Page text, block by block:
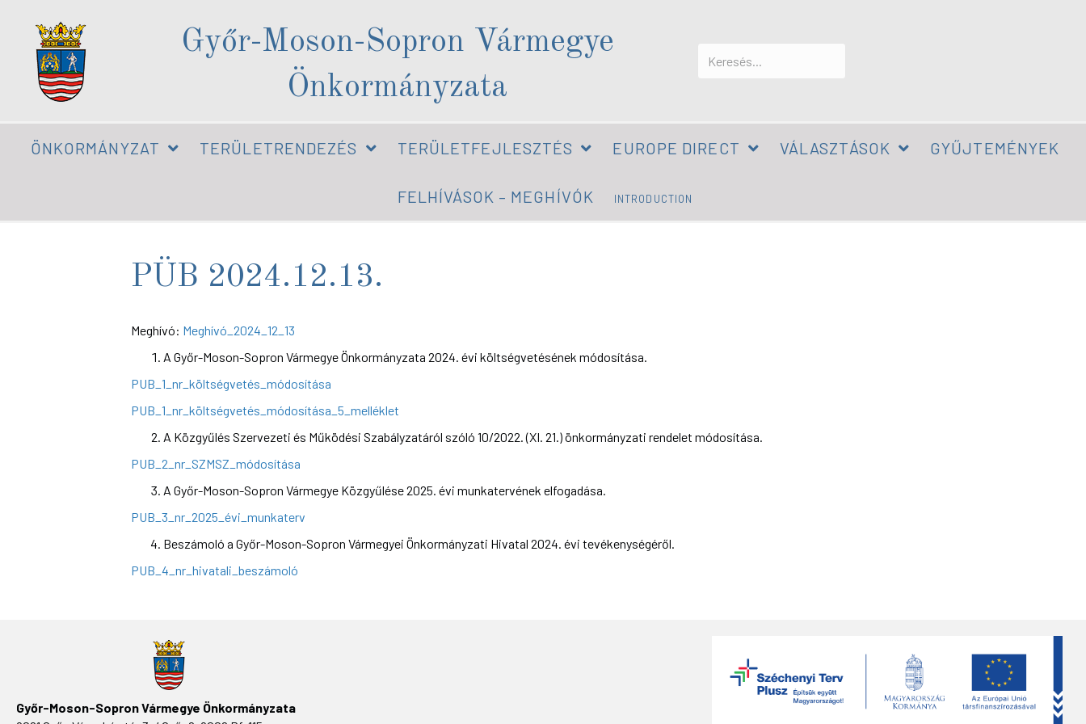
Győr-Moson-Sopron Vármegye
Önkormányzata
ÖNKORMÁNYZAT TERÜLETRENDEZÉS TERÜLETFEJLESZTÉS EUROPE DIRECT VÁLASZTÁSOK GYŰJTEMÉNYEK
FELHÍVÁSOK – MEGHÍVÓK INTRODUCTION
PÜB 2024.12.13.
Meghívó: Meghívó_2024_12_13
A Győr-Moson-Sopron Vármegye Önkormányzata 2024. évi költségvetésének módosítása.
PUB_1_nr_költségvetés_módosítása
PUB_1_nr_költségvetés_módosítása_5_melléklet
A Közgyűlés Szervezeti és Működési Szabályzatáról szóló 10/2022. (XI. 21.) önkormányzati rendelet módosítása.
PUB_2_nr_SZMSZ_módosítása
A Győr-Moson-Sopron Vármegye Közgyűlése 2025. évi munkatervének elfogadása.
PUB_3_nr_2025_évi_munkaterv
Beszámoló a Győr-Moson-Sopron Vármegyei Önkormányzati Hivatal 2024. évi tevékenységéről.
PUB_4_nr_hivatali_beszámoló
Győr-Moson-Sopron Vármegye Önkormányzata